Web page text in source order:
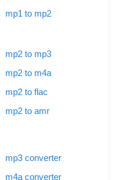
mp1 to mp2
mp2 to mp3
mp2 to m4a
mp2 to flac
mp2 to amr
mp3 converter
m4a converter